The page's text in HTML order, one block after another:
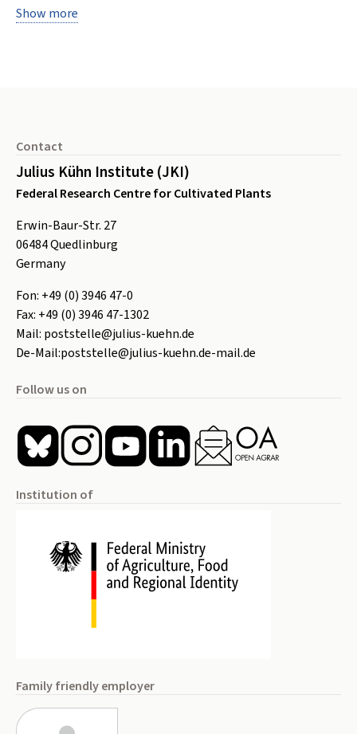
Show more
Contact
Julius Kühn Institute (JKI)
Federal Research Centre for Cultivated Plants
Erwin-Baur-Str. 27
06484Quedlinburg
Germany
Fon: +49 (0) 3946 47-0
Fax: +49 (0) 3946 47-1302
Mail: poststelle@julius-kuehn.de
De-Mail:poststelle@julius-kuehn.de-mail.de
Follow us on
Institution of
Family friendly employer